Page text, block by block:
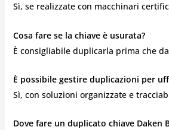
Sì, se realizzate con macchinari
Cosa fare se la chiave è usurata?
È consigliabile duplicarla prima che
È possibile gestire duplicazioni per
Sì, con soluzioni organizzate e
Dove fare un duplicato chiave Daken